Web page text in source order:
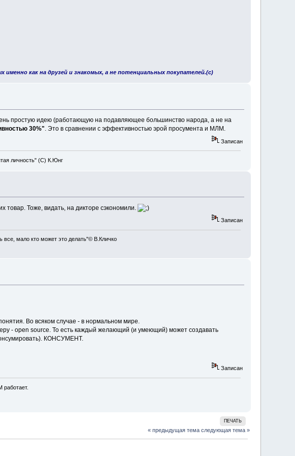
как на друзей и знакомых, а не потенциальных покупателей.(с)
простую идею (работающую на подавляющее большинство народа, а не на
30%". Это в сравнении с эффективностью эрой просумента и МЛМ.
Записан
личность" (С) К.Юнг
товар. Тоже, видать, на дикторе сэкономили.
Записан
все, мало кто может это делать"© В.Кличко
Во всяком случае - в нормальном мире.
- open source. То есть каждый желающий (и умеющий) может создавать
КОНСУМЕНТ.
Записан
работает.
ПЕЧАТЬ
« предыдущая тема следующая тема »